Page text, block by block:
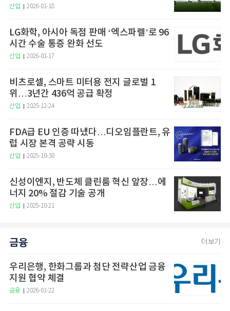
산업 2026-01-18
LG화학, 아시아 독점 판매 ‘엑스파렐’로 96
시간 수술 통증 완화 선도
산업 2026-01-17
비츠로셀, 스마트 미터용 전지 글로벌 1
위…3년간 436억 공급 확정
산업 2025-12-24
FDA급 EU 인증 따냈다…디오임플란트, 유
럽 시장 본격 공략 시동
산업 2025-10-30
신성이엔지, 반도체 클린룸 혁신 앞장…에
너지 20% 절감 기술 공개
산업 2025-10-21
금융 더보기
우리은행, 한화그룹과 첨단 전략산업 금융
지원 협약 체결
금융 2026-01-22